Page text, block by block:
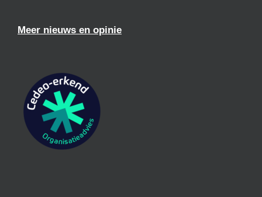
Meer nieuws en opinie